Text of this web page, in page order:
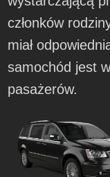
członków
miał
samochód jest
pasażerów.